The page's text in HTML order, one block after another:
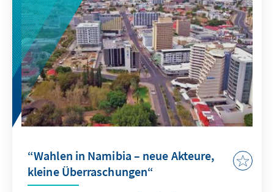
Parlaments- und Präsidentschaftswahl 2019
ist dies nun bereits die zweite Wahl, bei der
die SWAPO massiv an Zustimmung eingebüßt
hat. Dies macht deutlich, dass es einen
zunehmend großen Wunsch nach
Veränderung im Land gibt.
“Wahlen in Namibia – neue Akteure,
kleine Überraschungen“